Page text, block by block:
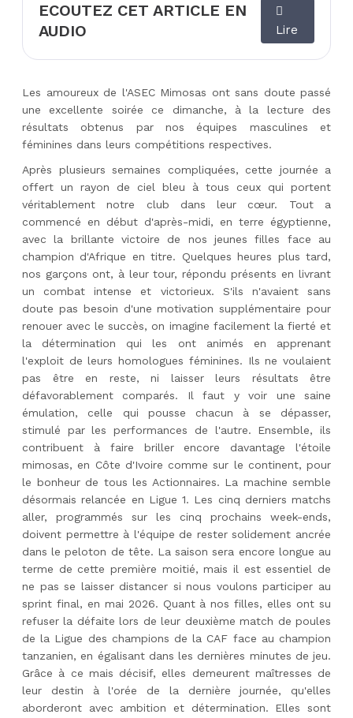
ECOUTEZ CET ARTICLE EN
AUDIO
Lire
Les amoureux de l'ASEC Mimosas ont sans doute passé
une excellente soirée ce dimanche, à la lecture des
résultats obtenus par nos équipes masculines et
féminines dans leurs compétitions respectives.
Après plusieurs semaines compliquées, cette journée a
offert un rayon de ciel bleu à tous ceux qui portent
véritablement notre club dans leur cœur. Tout a
commencé en début d'après-midi, en terre égyptienne,
avec la brillante victoire de nos jeunes filles face au
champion d'Afrique en titre. Quelques heures plus tard,
nos garçons ont, à leur tour, répondu présents en livrant
un combat intense et victorieux. S'ils n'avaient sans
doute pas besoin d'une motivation supplémentaire pour
renouer avec le succès, on imagine facilement la fierté et
la détermination qui les ont animés en apprenant
l'exploit de leurs homologues féminines. Ils ne voulaient
pas être en reste, ni laisser leurs résultats être
défavorablement comparés. Il faut y voir une saine
émulation, celle qui pousse chacun à se dépasser,
stimulé par les performances de l'autre. Ensemble, ils
contribuent à faire briller encore davantage l'étoile
mimosas, en Côte d'Ivoire comme sur le continent, pour
le bonheur de tous les Actionnaires. La machine semble
désormais relancée en Ligue 1. Les cinq derniers matchs
aller, programmés sur les cinq prochains week-ends,
doivent permettre à l'équipe de rester solidement ancrée
dans le peloton de tête. La saison sera encore longue au
terme de cette première moitié, mais il est essentiel de
ne pas se laisser distancer si nous voulons participer au
sprint final, en mai 2026. Quant à nos filles, elles ont su
refuser la défaite lors de leur deuxième match de poules
de la Ligue des champions de la CAF face au champion
tanzanien, en égalisant dans les dernières minutes de jeu.
Grâce à ce mais décisif, elles demeurent maîtresses de
leur destin à l'orée de la dernière journée, qu'elles
aborderont avec ambition et détermination. Elles sont